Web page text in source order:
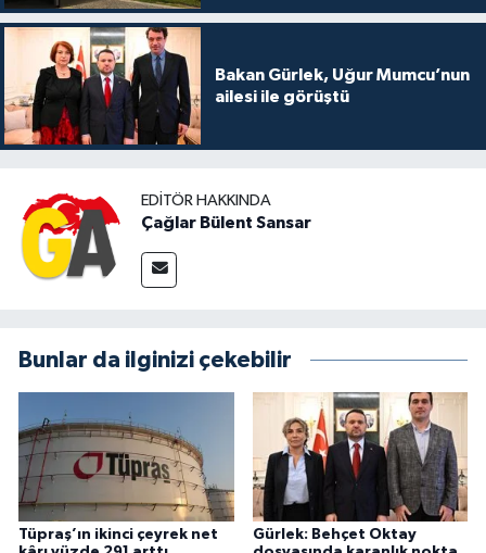
Bakan Gürlek, Uğur Mumcu’nun
ailesi ile görüştü
EDITÖR HAKKINDA
Çağlar Bülent Sansar
Bunlar da ilginizi çekebilir
Tüpraş’ın ikinci çeyrek net
Gürlek: Behçet Oktay